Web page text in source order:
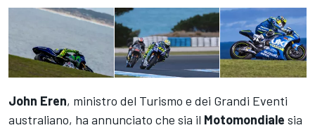
John Eren, ministro del Turismo e dei Grandi Eventi
australiano, ha annunciato che sia il Motomondiale sia